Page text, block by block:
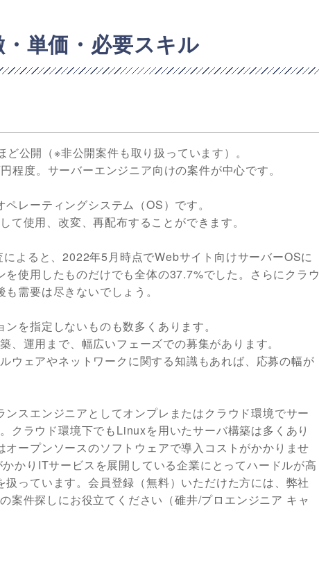
単価・必要スキル
公開（※非公開案件も取り扱っています）。
度。サーバーエンジニア向けの案件が中心です。
レーティングシステム（OS）です。
使用、改変、再配布することができます。
よると、2022年5月時点でWebサイト向けサーバーOSに
使用したものだけでも全体の37.7%でした。さらにクラウ
需要は尽きないでしょう。
を指定しないものも数多くあります。
運用まで、幅広いフェーズでの募集があります。
ウェアやネットワークに関する知識もあれば、応募の幅が
スエンジニアとしてオンプレまたはクラウド環境でサー
クラウド環境下でもLinuxを用いたサーバ構築は多くあり
ープンソースのソフトウェアで導入コストがかかりませ
かりITサービスを展開している企業にとってハードルが高
っています。会員登録（無料）いただけた方には、弊社
案件探しにお役立てください（碓井/プロエンジニア キャ